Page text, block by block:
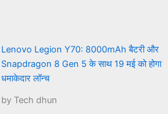
Lenovo Legion Y70: 8000mAh बैटरी और
Snapdragon 8 Gen 5 के साथ 19 मई को होगा
धमाकेदार लॉन्च
by Tech dhun